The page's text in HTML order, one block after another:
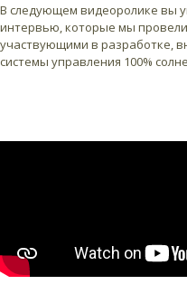
В следующем видеоролике вы
интервью, которые мы
участвующими в разработке,
системы управления 100%